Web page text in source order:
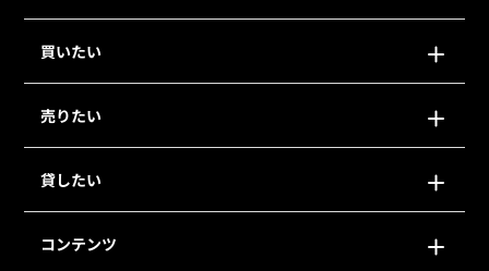
買いたい
売りたい
貸したい
コンテンツ